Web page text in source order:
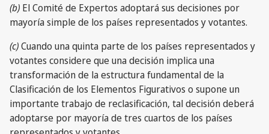
(b) El Comité de Expertos adoptará sus decisiones por
mayoría simple de los países representados y votantes.
(c)Cuando una quinta parte de los países representados y
votantes considere que una decisión implica una
transformación de la estructura fundamental de la
Clasificación de los Elementos Figurativos o supone un
importante trabajo de reclasificación, tal decisión deberá
adoptarse por mayoría de tres cuartos de los países